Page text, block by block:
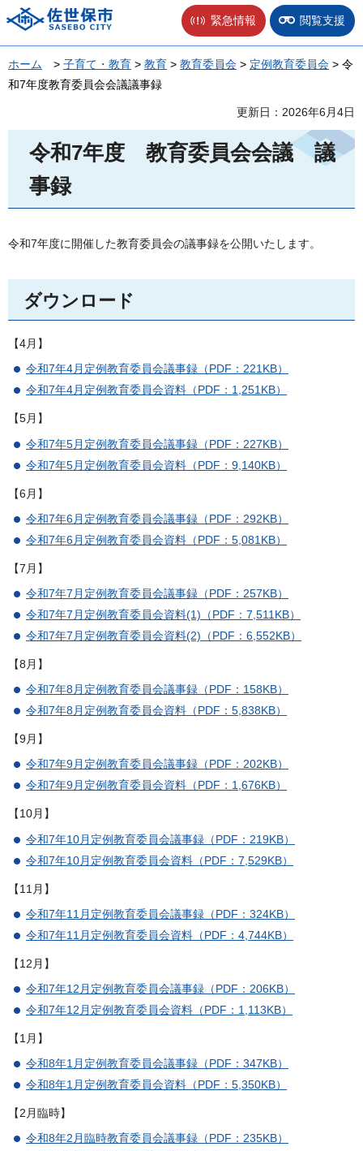
佐世保市 緊急情報 閲覧支援
ホーム > 子育て・教育 > 教育 > 教育委員会 > 定例教育委員会 > 令
和7年度教育委員会会議議事録
更新日：2026年6月4日
令和7年度 教育委員会会議
議
事録
令和7年度に開催した教育委員会の議事録を公開いたします。
ダウンロード
【4月】
令和7年4月定例教育委員会議事録（PDF：221KB）
令和7年4月定例教育委員会資料（PDF：1,251KB）
【5月】
令和7年5月定例教育委員会議事録（PDF：227KB）
令和7年5月定例教育委員会資料（PDF：9,140KB）
【6月】
令和7年6月定例教育委員会議事録（PDF：292KB）
令和7年6月定例教育委員会資料（PDF：5,081KB）
【7月】
令和7年7月定例教育委員会議事録（PDF：257KB）
令和7年7月定例教育委員会資料(1)（PDF：7,511KB）
令和7年7月定例教育委員会資料(2)（PDF：6,552KB）
【8月】
令和7年8月定例教育委員会議事録（PDF：158KB）
令和7年8月定例教育委員会資料（PDF：5,838KB）
【9月】
令和7年9月定例教育委員会議事録（PDF：202KB）
令和7年9月定例教育委員会資料（PDF：1,676KB）
【10月】
令和7年10月定例教育委員会議事録（PDF：219KB）
令和7年10月定例教育委員会資料（PDF：7,529KB）
【11月】
令和7年11月定例教育委員会議事録（PDF：324KB）
令和7年11月定例教育委員会資料（PDF：4,744KB）
【12月】
令和7年12月定例教育委員会議事録（PDF：206KB）
令和7年12月定例教育委員会資料（PDF：1,113KB）
【1月】
令和8年1月定例教育委員会議事録（PDF：347KB）
令和8年1月定例教育委員会資料（PDF：5,350KB）
【2月臨時】
令和8年2月臨時教育委員会議事録（PDF：235KB）